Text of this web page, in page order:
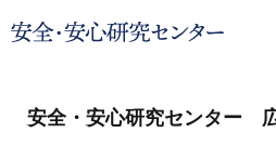
安全・安心研究センター